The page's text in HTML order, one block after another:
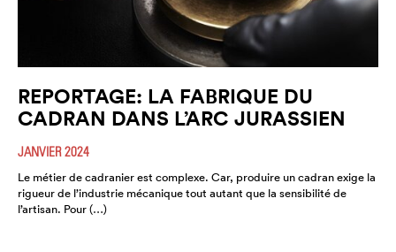
REPORTAGE: LA FABRIQUE DU
CADRAN DANS L’ARC JURASSIEN
JANVIER 2024
Le métier de cadranier est complexe. Car, produire un cadran exige la
rigueur de l’industrie mécanique tout autant que la sensibilité de
l’artisan. Pour (…)